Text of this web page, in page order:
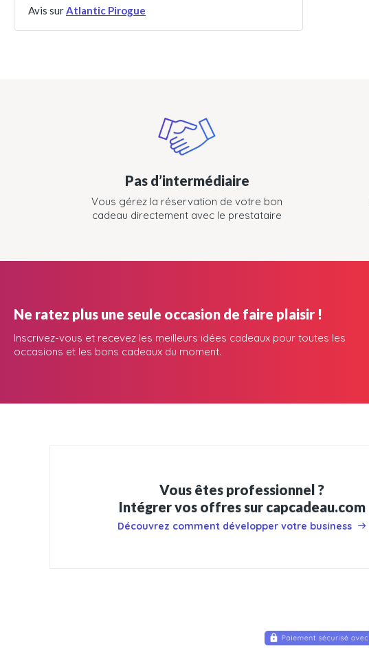
Avis surAtlantic Pirogue
Pas d’intermédiaire
Vous gérez la réservation de votre bon
cadeau directement avec le prestataire
Ne ratez plus une seule occasion de faire plaisir !
Inscrivez-vous et recevez les meilleurs idées cadeaux pour toutes les
occasions et les bons cadeaux du moment.
Vous êtes professionnel ?
Intégrer vos offres sur capcadeau.com
Découvrez comment développer votre business